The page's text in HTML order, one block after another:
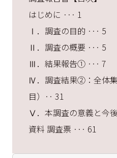
はじめに ··· 1
Ⅰ．調査の目的 ··· 5
Ⅱ．調査の概要 ··· 5
Ⅲ．結果報告① ··· 7
Ⅳ．調査結果②：全体
目）·· 31
Ⅴ．本調査の意義と今
資料 調査票 ··· 61